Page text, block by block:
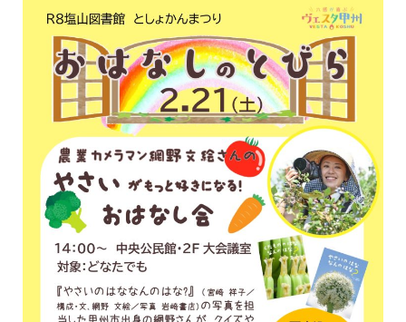
イベント
図書館地図PDF
よくあるご質問
マンガ「雨宮敬二郎」
スポンサー企業
リンク集
利用案内